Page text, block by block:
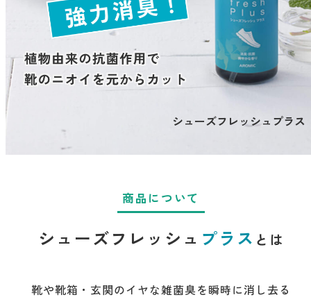
寝室
ぐっすり眠れる空間にしたい
玄関
帰宅・来客時も心地よくしたい
リビング
清潔さを保ち快適にしたい
ドライブ時間を快適にしたい
消臭
製品タイプ
アロマディフューザー
どこでも
アロミック・ミニ
くつ用
シューズフレッシュプラス
ティーアロマ
(シトラスミント)
アロミックデオ
(冷寒)
商品一覧
シューズフレッシュプラス
商品について
シューズフレッシュ プラス とは
靴や靴箱・玄関のイヤな雑菌臭を瞬時に消し去る